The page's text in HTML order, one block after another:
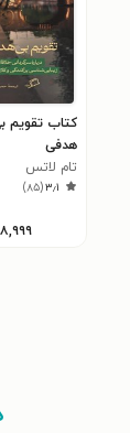
کتاب تقویم
هدفی
تام لاتس
۳٫۱(۸۵)